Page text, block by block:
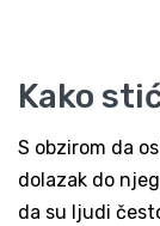
Kako
S obzirom da
dolazak do
da su ljudi